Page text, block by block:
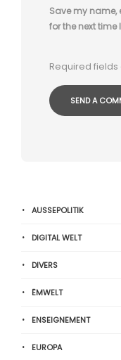
Save my name,
for the next time
Required
AUSSEPOLITIK
DIGITAL WELT
DIVERS
ËMWELT
ENSEIGNEMENT
EUROPA